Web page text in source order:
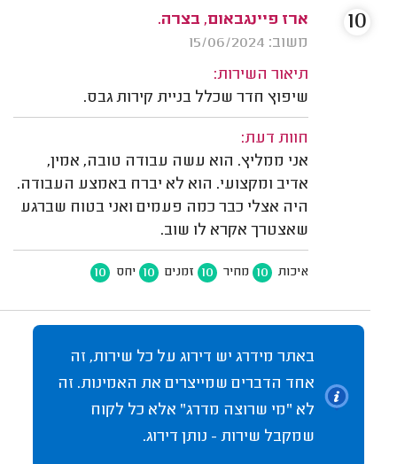
ארז פיינגבאום, בצרה.
משוב: 15/06/2024
תיאור השירות:
שיפוץ חדר שכלל בניית קירות גבס.
חוות דעת:
אני ממליץ. הוא עשה עבודה טובה, אמין,
אדיב ומקצועי. הוא לא יברח באמצע העבודה.
היה אצלי כבר כמה פעמים ואני בטוח שברגע
שאצטרך אקרא לו שוב.
איכות 10 מחיר 10 זמנים 10 יחס 10
10
באתר מידרג יש דירוג על כל שירות, זה
אחד הדברים שמייצרים את האמינות. זה
לא "מי שרוצה מדרג" אלא כל לקוח
שמקבל שירות - נותן דירוג.